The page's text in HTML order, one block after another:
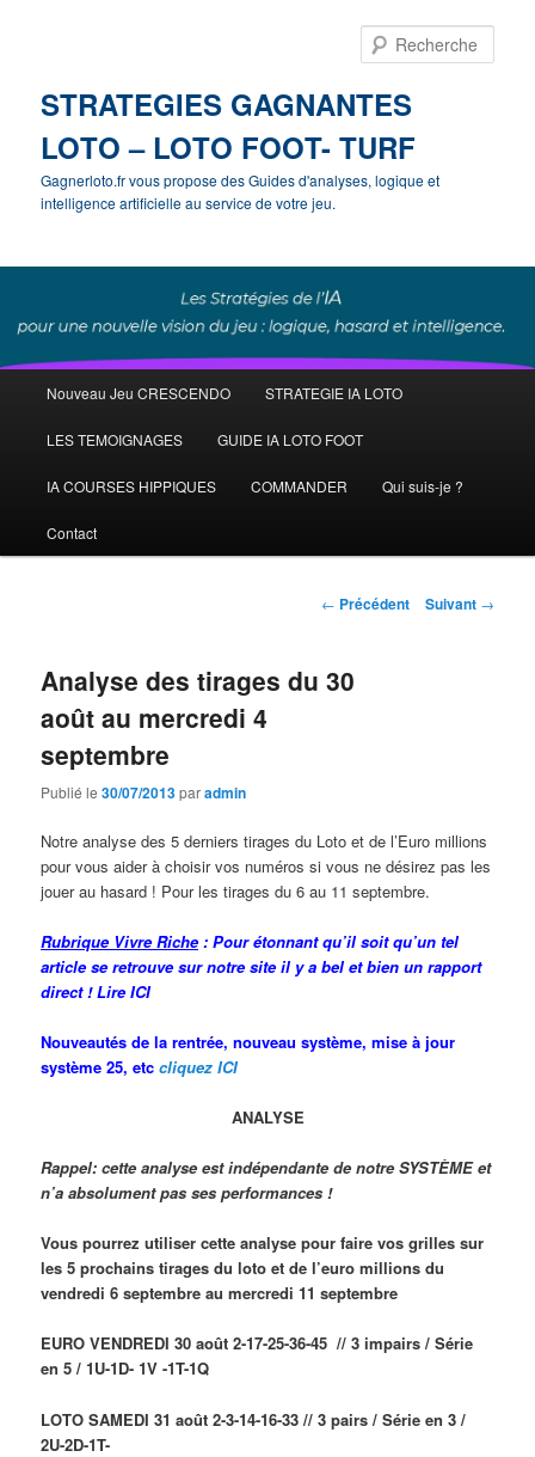
STRATEGIES GAGNANTES
LOTO – LOTO FOOT- TURF
Gagnerloto.fr vous propose des Guides d'analyses, logique et
intelligence artificielle au service de votre jeu.
principal
Aller
au
contenu
Nouveau Jeu CRESCENDO STRATEGIE IA LOTO
LES TEMOIGNAGES GUIDE IA LOTO FOOT
IA COURSES HIPPIQUES COMMANDER Qui suis-je ?
Contact
Navigation
← Précédent Suivant →
Analyse des tirages du 30
août au mercredi 4
septembre
Publié le30/07/2013paradmin
Notre analyse des 5 derniers tirages du Loto et de l’Euro millions
pour vous aider à choisir vos numéros si vous ne désirez pas les
jouer au hasard ! Pour les tirages du 6 au 11 septembre.
Rubrique Vivre Riche: Pour étonnant qu’il soit qu’un tel
article se retrouve sur notre site il y a bel et bien un rapport
direct !Lire ICI
Nouveautés de la rentrée, nouveau système, mise à jour
système 25, etccliquez ICI
ANALYSE
Rappel: cette analyse est indépendante de notre SYSTÈME et
n’a absolument pas ses performances !
Vous pourrez utiliser cette analyse pour faire vos grilles sur
les 5 prochains tirages du loto et de l’euro millions du
vendredi 6 septembre au mercredi 11 septembre
EURO VENDREDI 30 août 2-17-25-36-45 // 3 impairs / Série
en 5 / 1U-1D- 1V -1T-1Q
LOTO SAMEDI 31 août 2-3-14-16-33 // 3 pairs / Série en 3 /
2U-2D-1T-